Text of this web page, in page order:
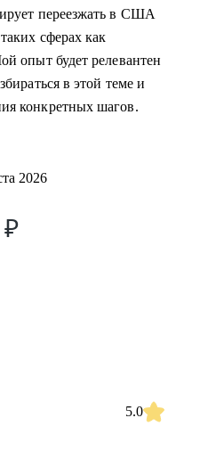
переезжать в США
сферах как
опыт будет релевантен
в этой теме и
конкретных шагов.
2026
₽
5.0